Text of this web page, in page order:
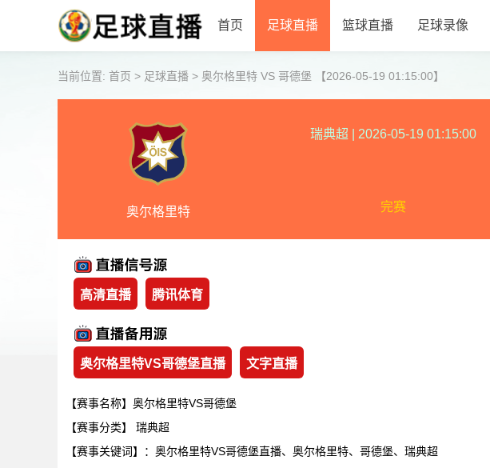
首页 足球直播 篮球直播 足球录像
当前位置: 首页 > 足球直播 > 奥尔格里特 VS 哥德堡 【2026-05-19 01:15:00】
奥尔格里特
瑞典超 2026-05-19 01:15:00
完赛
高清直播 腾讯体育
奥尔格里特VS哥德堡直播 文字直播
【赛事名称】奥尔格里特VS哥德堡
【赛事分类】 瑞典超
【赛事关键词】：奥尔格里特VS哥德堡直播、奥尔格里特、哥德堡、瑞典超